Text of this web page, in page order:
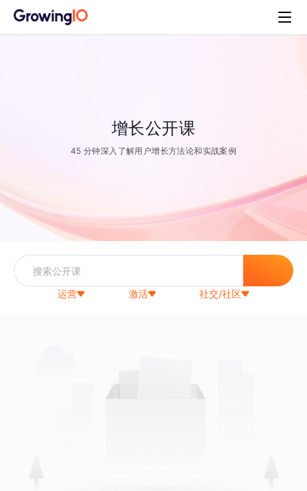
增长公开课
45 分钟深入了解用户增长方法论和实战案例
运营 激活 社交/社区